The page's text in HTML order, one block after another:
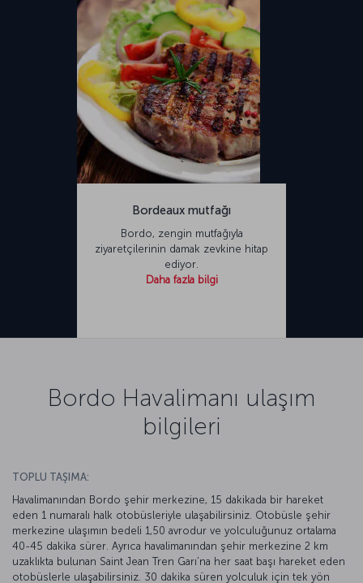
Bordeaux mutfağı
Bordo, zengin mutfağıyla
ziyaretçilerinin damak zevkine hitap
ediyor.
Daha fazla bilgi
Bordo Havalimanı ulaşım
bilgileri
TOPLU TAŞIMA:
Havalimanından Bordo şehir merkezine, 15 dakikada bir hareket
eden 1 numaralı halk otobüsleriyle ulaşabilirsiniz. Otobüsle şehir
merkezine ulaşımın bedeli 1,50 avrodur ve yolculuğunuz ortalama
40-45 dakika sürer. Ayrıca havalimanından şehir merkezine 2 km
uzaklıkta bulunan Saint Jean Tren Garı’na her saat başı hareket eden
otobüslerle ulaşabilirsiniz. 30 dakika süren yolculuk için tek yön